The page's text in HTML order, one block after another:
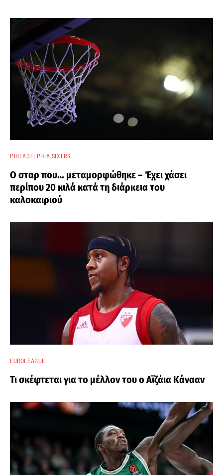
PHILADELPHIA SIXERS
Ο σταρ που… μεταμορφώθηκε – Έχει χάσει
περίπου 20 κιλά κατά τη διάρκεια του
καλοκαιριού
EUROLEAGUE
Τι σκέφτεται για το μέλλον του ο Αϊζάια Κάνααν